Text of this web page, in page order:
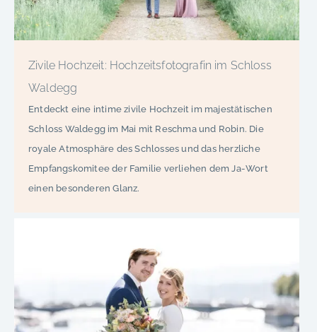
Zivile Hochzeit: Hochzeitsfotografin im Schloss
Waldegg
Entdeckt eine intime zivile Hochzeit im majestätischen
Schloss Waldegg im Mai mit Reschma und Robin. Die
royale Atmosphäre des Schlosses und das herzliche
Empfangskomitee der Familie verliehen dem Ja-Wort
einen besonderen Glanz.